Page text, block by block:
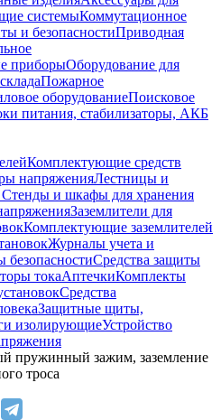
системыКоммутационное
и безопасностиПриводная
приборыОборудование для
Пожарное
оборудованиеПоисковое
питания, стабилизаторы, АКБ
Комплектующие средств
напряженияЛестницы и
Стенды и шкафы для хранения
Заземлители для
Комплектующие заземлителей
Журналы учета и
безопасностиСредства защиты
токаАптечкиКомплекты
Средства
Защитные щиты,
изолирующиеУстройство
пружинный зажим, заземление
троса